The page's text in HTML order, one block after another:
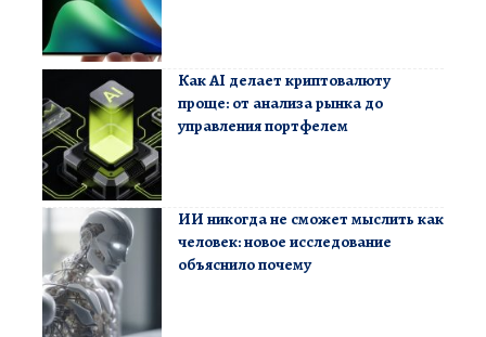
Как AI делает криптовалюту
проще: от анализа рынка до
управления портфелем
ИИ никогда не сможет мыслить как
человек: новое исследование
объяснило почему